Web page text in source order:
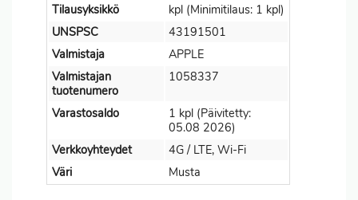
Tilausyksikkö
kpl (Minimitilaus: 1 kpl)
UNSPSC
43191501
Valmistaja
APPLE
Valmistajan
tuotenumero
1058337
Varastosaldo
1 kpl (Päivitetty:
05.08 2026)
Verkkoyhteydet
4G / LTE, Wi-Fi
Väri
Musta